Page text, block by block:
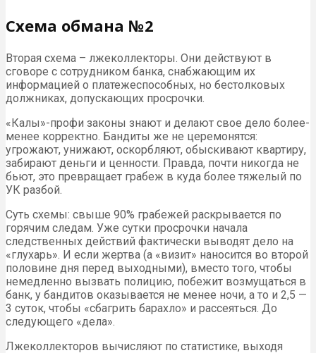
Схема обмана №2
Вторая схема – лжеколлекторы. Они действуют в
сговоре с сотрудником банка, снабжающим их
информацией о платежеспособных, но бестолковых
должниках, допускающих просрочки.
«Калы»-профи законы знают и делают свое дело более-
менее корректно. Бандиты же не церемонятся:
угрожают, унижают, оскорбляют, обыскивают квартиру,
забирают деньги и ценности. Правда, почти никогда не
бьют, это превращает грабеж в куда более тяжелый по
УК разбой.
Суть схемы: свыше 90% грабежей раскрывается по
горячим следам. Уже сутки просрочки начала
следственных действий фактически выводят дело на
«глухарь». И если жертва (а «визит» наносится во второй
половине дня перед выходными), вместо того, чтобы
немедленно вызвать полицию, побежит возмущаться в
банк, у бандитов оказывается не менее ночи, а то и 2,5 —
3 суток, чтобы «сбагрить барахло» и рассеяться. До
следующего «дела».
Лжеколлекторов вычисляют по статистике, выходя